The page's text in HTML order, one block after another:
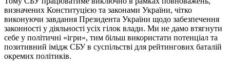
визначених Конституцією та законами України, чітко
виконуючи завдання Президента України щодо забезпечення
законності у діяльності усіх гілок влади. Ми не дамо втягнути
себе у політичні «ігри», тим більш використати потенціал та
позитивний імідж СБУ в суспільстві для рейтингових баталій
окремих політиків.